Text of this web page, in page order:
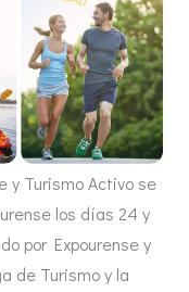
y Turismo Activo se
los días 24 y
por Expourense y
de Turismo y la